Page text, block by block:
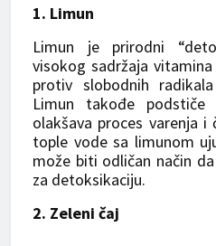
1. Limun
Limun je prirodni
visokog sadržaja
protiv slobodnih
Limun takođe
olakšava proces varenja
tople vode sa limunom
može biti odličan način
za detoksikaciju.
2. Zeleni čaj